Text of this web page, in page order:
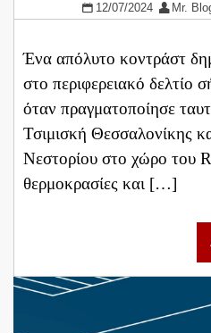
12/07/2024 Mr.
Ένα απόλυτο κοντράστ
στο περιφερειακό δελτίο
όταν πραγματοποίησε
Τσιμισκή Θεσσαλονίκης
Νεστορίου στο χώρο του
θερμοκρασίες και […]